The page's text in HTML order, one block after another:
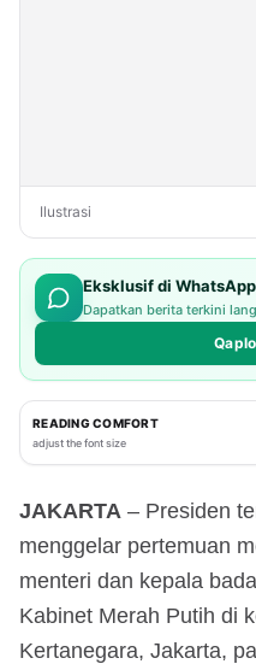
Ilustrasi
Eksklusif di WhatsApp
Dapatkan berita terkini
READING COMFORT
adjust the font size
JAKARTA – Presiden
menggelar pertemuan
menteri dan kepala
Kabinet Merah Putih di
Kertanegara, Jakarta,